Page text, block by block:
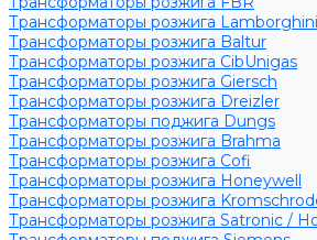
Трансформаторы розжига Lamborghini
Трансформаторы розжига Baltur
Трансформаторы розжига CibUnigas
Трансформаторы розжига Giersch
Трансформаторы розжига Dreizler
Трансформаторы поджига Dungs
Трансформаторы розжига Brahma
Трансформаторы розжига Cofi
Трансформаторы розжига Honeywell
Трансформаторы розжига
Трансформаторы розжига Satronic /